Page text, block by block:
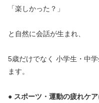
「楽しかった？」
と自然に会話が生まれ、
5歳だけでなく 小学生・中
ます。
● スポーツ・運動の疲れケ